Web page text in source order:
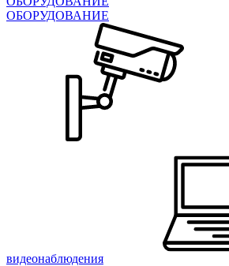
ОБОРУДОВАНИЕ
видеонаблюдения